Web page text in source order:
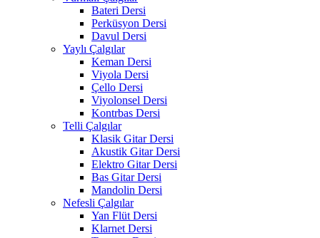
Bateri Dersi
Perküsyon Dersi
Davul Dersi
Yaylı Çalgılar
Keman Dersi
Viyola Dersi
Çello Dersi
Viyolonsel Dersi
Kontrbas Dersi
Telli Çalgılar
Klasik Gitar Dersi
Akustik Gitar Dersi
Elektro Gitar Dersi
Bas Gitar Dersi
Mandolin Dersi
Nefesli Çalgılar
Yan Flüt Dersi
Klarnet Dersi